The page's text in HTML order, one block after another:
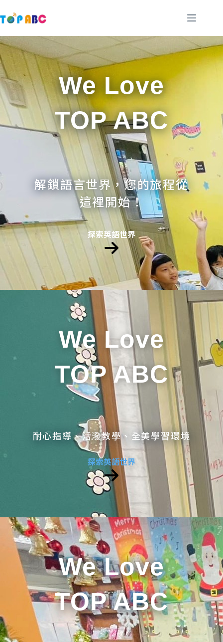
至
要
內
容
We Love
TOP ABC
解鎖語言世界，您的旅程從
這裡開始！
探索英語世界
We Love
TOP ABC
耐心指導、活潑教學、全美學習環境
探索英語世界
We Love
TOP ABC